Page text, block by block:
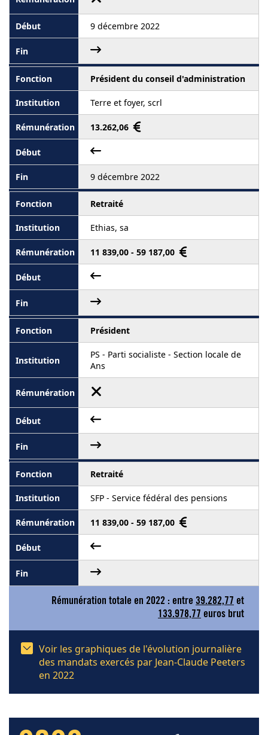
9 décembre 2022
Président du conseil d'administration
Terre et foyer, scrl
13.262,06
9 décembre 2022
Retraité
Ethias, sa
11 839,00 - 59 187,00
Président
PS - Parti socialiste - Section locale de
Ans
Retraité
SFP - Service fédéral des pensions
11 839,00 - 59 187,00
Rémunération totale en 2022 : entre 39.282,77 et
133.978,77 euros brut
Voir les graphiques de l'évolution journalière
des mandats exercés par Jean-Claude Peeters
en 2022